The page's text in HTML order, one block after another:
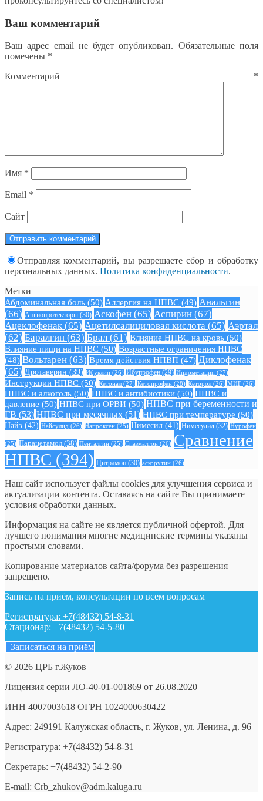
Ваш комментарий
Ваш адрес email не будет опубликован. Обязательные поля
помечены *
Комментарий *
Имя *
Email *
Сайт
Отправляя комментарий, вы разрешаете сбор и обработку
персональных данных. Политика конфиденциальности.
Метки
Абдоминальная боль (50) Аллергия на НПВС (49) Анальгин
(66) Ангиопротекторы (30) Аскофен (65) Аспирин (67)
Ацеклофенак (65) Ацетилсалициловая кислота (65) Аэртал
(62) Баралгин (63) Брал (61) Влияние НПВС на кровь (50)
Влияние пищи на НПВС (50) Возрастные ограничения НПВС
(48) Вольтарен (63) Время действия НПВП (47) Диклофенак
(65) Дротаверин (39) Ибуклин (26) Ибупрофен (29) Индометацин (27)
Инструкции НПВС (50) Кетонал (27) Кетопрофен (28) Кеторол (26) МИГ (26)
НПВС и алкоголь (50) НПВС и антибиотики (50) НПВС и
давление (50) НПВС при ОРВИ (50) НПВС при беременности и
ГВ (53) НПВС при месячных (51) НПВС при температуре (50)
Найз (42) Найсулид (26) Напроксен (25) Нимесил (41) Нимесулид (32) Нурофен
(25) Парацетамол (38) Пенталгин (25) Спазмалгон (26) Сравнение
НПВС (394) Цитрамон (30) аскорутин (26)
Наш сайт использует файлы cookies для улучшения сервиса и
актуализации контента. Оставаясь на сайте Вы принимаете
условия обработки данных.
Информация на сайте не является публичной офертой. Для
лучшего понимания многие медицинские термины указаны
простыми словами.
Копирование материалов сайта/форума без разрешения
запрещено.
Запись на приём, консультации по всем вопросам
Регистратура: +7(48432) 54-8-31
Стационар: +7(48432) 54-5-80
Записаться на приём
© 2026 ЦРБ г.Жуков
Лицензия серии ЛО-40-01-001869 от 26.08.2020
ИНН 4007003618 ОГРН 1024000630422
Адрес: 249191 Калужская область, г. Жуков, ул. Ленина, д. 96
Регистратура: +7(48432) 54-8-31
Секретарь: +7(48432) 54-2-90
E-mail: Crb_zhukov@adm.kaluga.ru